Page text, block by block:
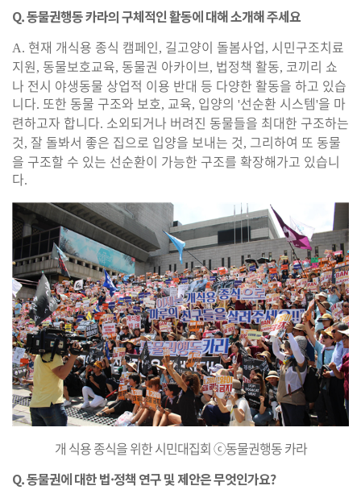
Q. 동물권행동 카라의 구체적인활동에 대해 소개해 주세요
A. 현재 개식용 종식 캠페인, 길고양이 돌봄사업, 시민구조치료
지원, 동물보호교육, 동물권 아카이브, 법정책 활동, 코끼리 쇼
나 전시 야생동물 상업적 이용 반대 등 다양한 활동을 하고 있습
니다. 또한 동물 구조와 보호, 교육, 입양의 '선순환 시스템'을 마
련하고자 합니다. 소외되거나 버려진 동물들을 최대한 구조하는
것, 잘 돌봐서 좋은 집으로 입양을 보내는 것, 그리하여 또 동물
을 구조할 수 있는 선순환이 가능한 구조를 확장해가고 있습니
다.
개 식용 종식을 위한 시민대집회 ⓒ동물권행동 카라
Q. 동물권에 대한 법·정책 연구 및 제안은 무엇인가요?